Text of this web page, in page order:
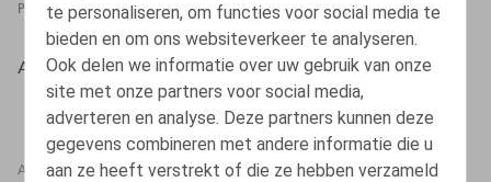
te personaliseren, om functies voor social media te
bieden en om ons websiteverkeer te analyseren.
Ook delen we informatie over uw gebruik van onze
site met onze partners voor social media,
adverteren en analyse. Deze partners kunnen deze
gegevens combineren met andere informatie die u
aan ze heeft verstrekt of die ze hebben verzameld
PRESSROOM 13.01.2012
Adriaens, B., HR.square nr 116, januari 2012, p. 30
AUTEURS